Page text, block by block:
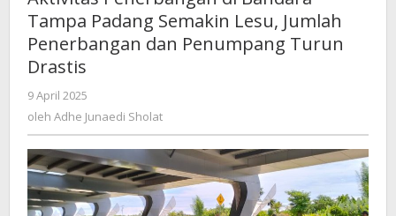
Tampa
Padang
Semakin
Penumpang
Turun
Drastis
Tampa Padang Semakin Lesu, Jumlah
Penerbangan dan Penumpang Turun
Drastis
9 April 2025
Adhe
oleh Adhe Junaedi Sholat